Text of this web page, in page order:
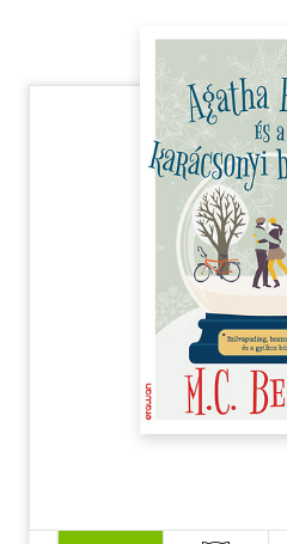
Szótár, nyelvkönyv
Tankönyv, segédkönyv
Társadalomtudomány
Természettudomány